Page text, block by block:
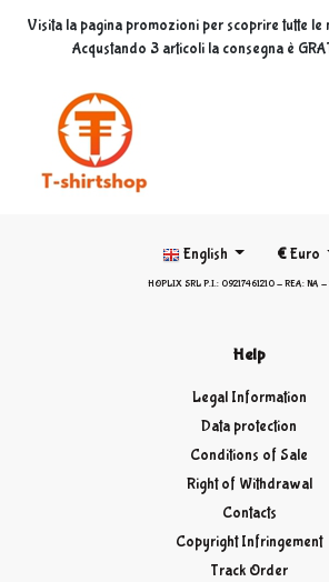
Visita la pagina promozioni per scoprire tutte le
Acqustando 3 articoli la consegna è
English €Euro
HOPLIX SRL P.I.: 09217461210 - REA: NA -
Help
Legal Information
Data protection
Conditions of Sale
Right of Withdrawal
Contacts
Copyright Infringement
Track Order